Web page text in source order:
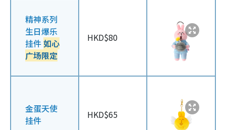
精神系列
生日爆乐
挂件如心
广场限定
HKD$80
金蛋天使
挂件
HKD$65